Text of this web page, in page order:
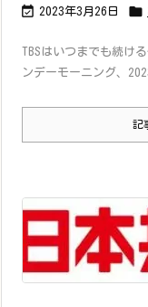
 2023年3月26日 
TBSはいつまでも続け
ンデーモーニング、
記